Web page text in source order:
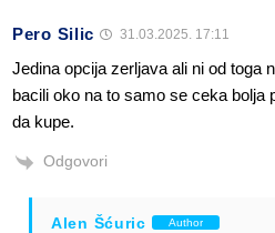
Pero Silic 31.03.2025. 17:11
Jedina opcija zerljava ali ni od toga
bacili oko na to samo se ceka bolja
da kupe.
Odgovori
Alen Šćuric Author